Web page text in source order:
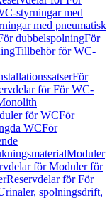
styrningar med
med pneumatisk
dubbelspolningFör
Tillbehör för WC-
För
för För WC-
för WCFör
WCFör
Moduler
för Moduler för
Reservdelar för För
spolningsdrift,